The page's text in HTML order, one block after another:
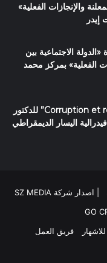
والإنجازات الفعلية»
الاجتماعية بين
الفعلية» بمركز محمد
قراءة في كتاب: “Corruption et rente” للدكتور
اليسار الديمقراطي
© حقوق النشر 2026، جميع الحقوق محفوظة | اصدار شركة SZ MEDIA
GO
للاشهار
فريق العمل